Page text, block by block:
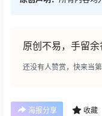
原创不易，手留余
还没有人赞赏，快来当第
海报分享 收藏